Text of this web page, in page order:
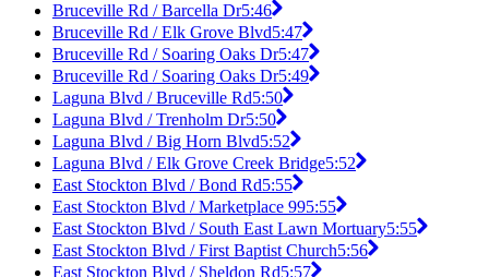
Bruceville Rd / Barcella Dr5:46
Bruceville Rd / Elk Grove Blvd5:47
Bruceville Rd / Soaring Oaks Dr5:47
Bruceville Rd / Soaring Oaks Dr5:49
Laguna Blvd / Bruceville Rd5:50
Laguna Blvd / Trenholm Dr5:50
Laguna Blvd / Big Horn Blvd5:52
Laguna Blvd / Elk Grove Creek Bridge5:52
East Stockton Blvd / Bond Rd5:55
East Stockton Blvd / Marketplace 995:55
East Stockton Blvd / South East Lawn Mortuary5:55
East Stockton Blvd / First Baptist Church5:56
East Stockton Blvd / Sheldon Rd5:57